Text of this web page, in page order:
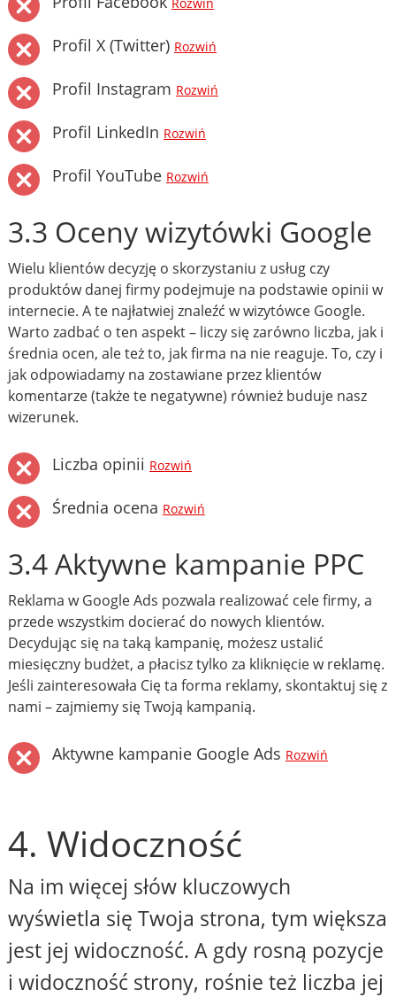
Rozwiń
Profil X (Twitter) Rozwiń
Profil Instagram Rozwiń
Profil LinkedIn Rozwiń
Profil YouTube Rozwiń
3.3 Oceny wizytówki Google
Wielu klientów decyzję o skorzystaniu z usług czy
produktów danej firmy podejmuje na podstawie opinii w
internecie. A te najłatwiej znaleźć w wizytówce Google.
Warto zadbać o ten aspekt – liczy się zarówno liczba, jak i
średnia ocen, ale też to, jak firma na nie reaguje. To, czy i
jak odpowiadamy na zostawiane przez klientów
komentarze (także te negatywne) również buduje nasz
wizerunek.
Liczba opinii Rozwiń
Średnia ocena Rozwiń
3.4 Aktywne kampanie PPC
Reklama w Google Ads pozwala realizować cele firmy, a
przede wszystkim docierać do nowych klientów.
Decydując się na taką kampanię, możesz ustalić
miesięczny budżet, a płacisz tylko za kliknięcie w reklamę.
Jeśli zainteresowała Cię ta forma reklamy, skontaktuj się z
nami – zajmiemy się Twoją kampanią.
Aktywne kampanie Google Ads Rozwiń
4. Widoczność
Na im więcej słów kluczowych
wyświetla się Twoja strona, tym większa
jest jej widoczność. A gdy rosną pozycje
i widoczność strony, rośnie też liczba jej